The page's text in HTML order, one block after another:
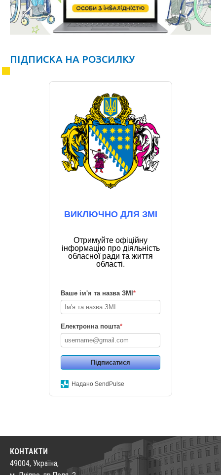
ПІДПИСКА НА РОЗСИЛКУ
ВИКЛЮЧНО ДЛЯ ЗМІ
Отримуйте офіційну
інформацію про діяльність
обласної ради та життя
області.
Ваше ім'я та назва ЗМІ *
Електронна пошта*
Підписатися
Надано SendPulse
КОНТАКТИ
49004, Україна,